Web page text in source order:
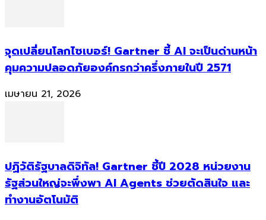
จุดเปลี่ยนโลกไซเบอร์! Gartner ชี้ AI จะเป็นด่านหน้า
คุมความปลอดภัยองค์กรกว่าครึ่งภายในปี 2571
เมษายน 21, 2026
ปฏิวัติรัฐบาลดิจิทัล! Gartner ชี้ปี 2028 หน่วยงาน
รัฐส่วนใหญ่จะพึ่งพา AI Agents ช่วยตัดสินใจ และ
ทำงานอัตโนมัติ